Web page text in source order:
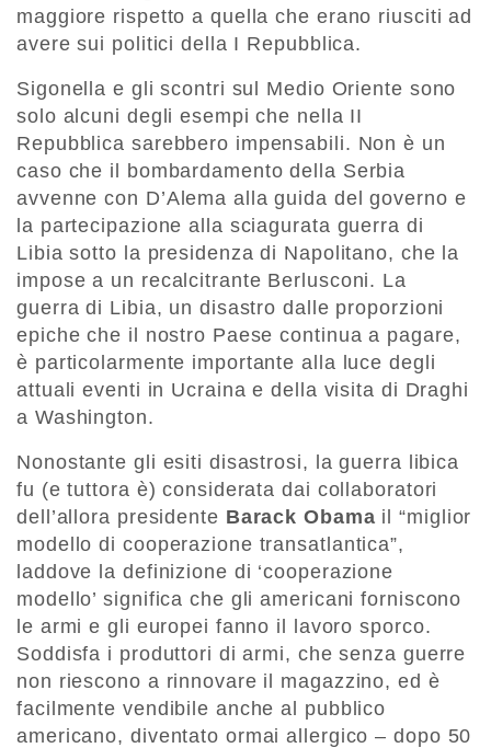
maggiore rispetto a quella che erano riusciti ad
avere sui politici della I Repubblica.
Sigonella e gli scontri sul Medio Oriente sono
solo alcuni degli esempi che nella II
Repubblica sarebbero impensabili. Non è un
caso che il bombardamento della Serbia
avvenne con D’Alema alla guida del governo e
la partecipazione alla sciagurata guerra di
Libia sotto la presidenza di Napolitano, che la
impose a un recalcitrante Berlusconi. La
guerra di Libia, un disastro dalle proporzioni
epiche che il nostro Paese continua a pagare,
è particolarmente importante alla luce degli
attuali eventi in Ucraina e della visita di Draghi
a Washington.
Nonostante gli esiti disastrosi, la guerra libica
fu (e tuttora è) considerata dai collaboratori
dell’allora presidente Barack Obama il “miglior
modello di cooperazione transatlantica”,
laddove la definizione di ‘cooperazione
modello’ significa che gli americani forniscono
le armi e gli europei fanno il lavoro sporco.
Soddisfa i produttori di armi, che senza guerre
non riescono a rinnovare il magazzino, ed è
facilmente vendibile anche al pubblico
americano, diventato ormai allergico – dopo 50